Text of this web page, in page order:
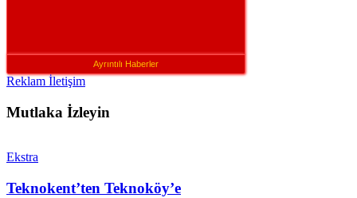
Ayrıntılı Haberler
Reklam İletişim
Mutlaka İzleyin
Ekstra
Teknokent’ten Teknoköy’e